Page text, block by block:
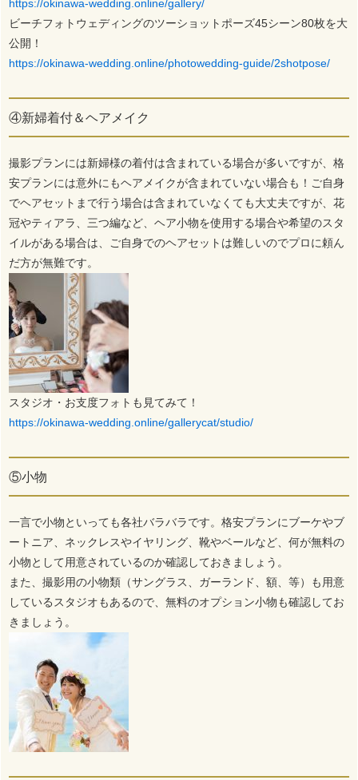
https://okinawa-wedding.online/gallery/
ビーチフォトウェディングのツーショットポーズ45シーン80枚を大
公開！
https://okinawa-wedding.online/photowedding-guide/2shotpose/
④新婦着付＆ヘアメイク
撮影プランには新婦様の着付は含まれている場合が多いですが、格
安プランには意外にもヘアメイクが含まれていない場合も！ご自身
でヘアセットまで行う場合は含まれていなくても大丈夫ですが、花
冠やティアラ、三つ編など、ヘア小物を使用する場合や希望のスタ
イルがある場合は、ご自身でのヘアセットは難しいのでプロに頼ん
だ方が無難です。
スタジオ・お支度フォトも見てみて！
https://okinawa-wedding.online/gallerycat/studio/
⑤小物
一言で小物といっても各社バラバラです。格安プランにブーケやブ
ートニア、ネックレスやイヤリング、靴やベールなど、何が無料の
小物として用意されているのか確認しておきましょう。
また、撮影用の小物類（サングラス、ガーランド、額、等）も用意
しているスタジオもあるので、無料のオプション小物も確認してお
きましょう。